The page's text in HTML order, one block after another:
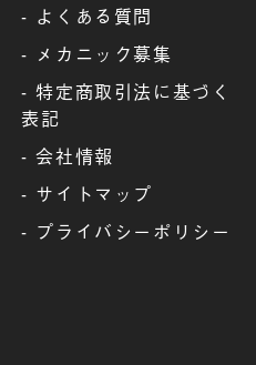
- よくある質問
- メカニック募集
-特定商取引法に基づく
表記
-会社情報
- サイトマップ
- プライバシーポリシー